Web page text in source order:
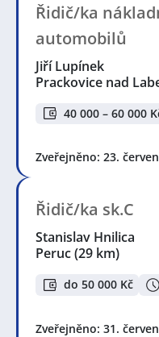
Řidič/ka
automobilů
Jiří Lupínek
Prackovice nad
40 000 – 60 000
Zveřejněno: 23.
Řidič/ka sk.C
Stanislav Hnilica
Peruc(29 km)
do 50 000 Kč
Zveřejněno: 31.